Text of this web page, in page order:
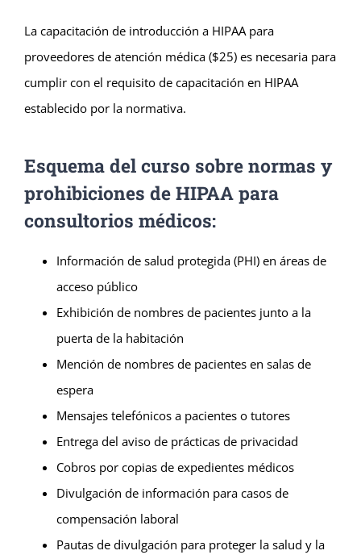
La capacitación de introducción a HIPAA para
proveedores de atención médica ($25) es necesaria para
cumplir con el requisito de capacitación en HIPAA
establecido por la normativa.
Esquema del curso sobre normas y
prohibiciones de HIPAA para
consultorios médicos:
Información de salud protegida (PHI) en áreas de
acceso público
Exhibición de nombres de pacientes junto a la
puerta de la habitación
Mención de nombres de pacientes en salas de
espera
Mensajes telefónicos a pacientes o tutores
Entrega del aviso de prácticas de privacidad
Cobros por copias de expedientes médicos
Divulgación de información para casos de
compensación laboral
Pautas de divulgación para proteger la salud y la